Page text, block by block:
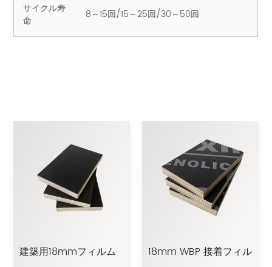
サイクル寿
命
8～15回/15～25回/30～50回
建築用18mmフィルム
18mm WBP 接着フィル